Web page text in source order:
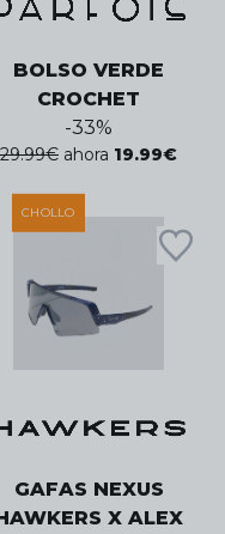
BOLSO VERDE
CROCHET
-33%
29.99€ ahora 19.99€
CHOLLO
GAFAS NEXUS
X ALEX